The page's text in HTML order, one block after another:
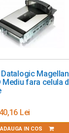
m
coduri Birch T-
421,97 Lei
ADAUGA IN COS